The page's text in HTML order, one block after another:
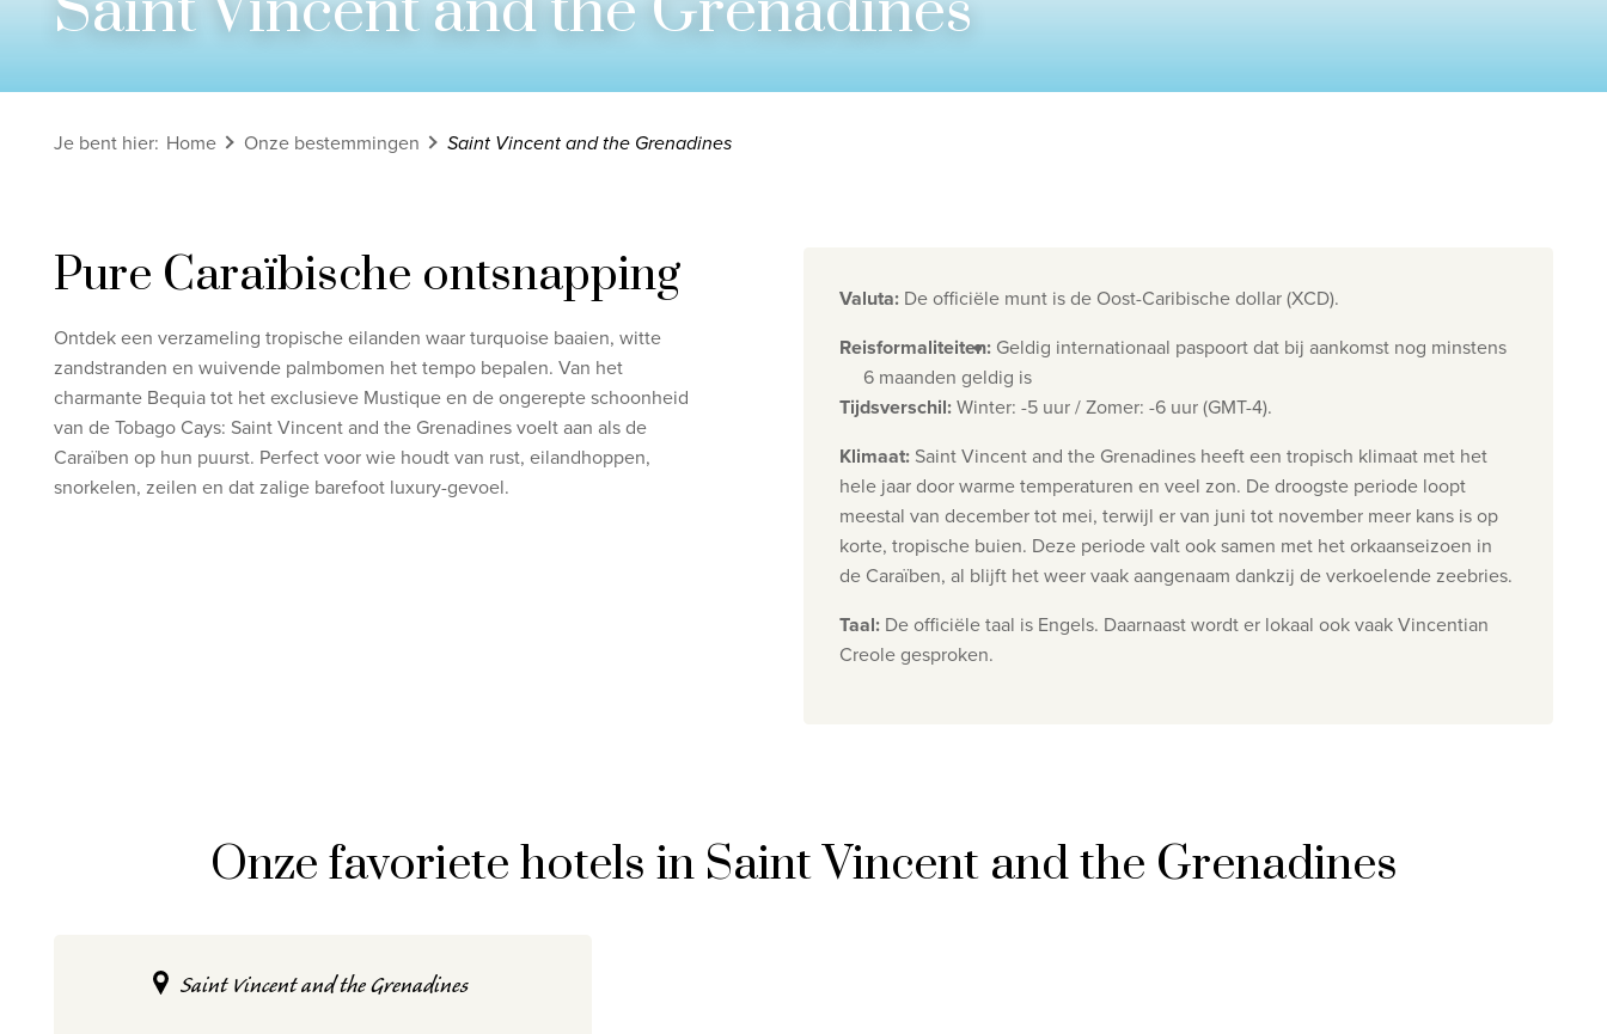
Bekijk alle rondreizen
Ontdek onze thema's
Huwelijksreis
Bekijk alle thema's
2026 , Travelworld
Je bent hier: Home Onze bestemmingen Saint Vincent and the Grenadines
Pure Caraïbische ontsnapping
Ontdek een verzameling tropische eilanden waar turquoise baaien, witte
zandstranden en wuivende palmbomen het tempo bepalen. Van het
charmante Bequia tot het exclusieve Mustique en de ongerepte schoonheid
van de Tobago Cays: Saint Vincent and the Grenadines voelt aan als de
Caraïben op hun puurst. Perfect voor wie houdt van rust, eilandhoppen,
snorkelen, zeilen en dat zalige barefoot luxury-gevoel.
Valuta: De officiële munt is de Oost-Caribische dollar (XCD).
Reisformaliteiten: Geldig internationaal paspoort dat bij aankomst nog minstens
6 maanden geldig is
Tijdsverschil:Winter: -5 uur / Zomer: -6 uur (GMT-4).
Klimaat: Saint Vincent and the Grenadines heeft een tropisch klimaat met het
hele jaar door warme temperaturen en veel zon. De droogste periode loopt
meestal van december tot mei, terwijl er van juni tot november meer kans is op
korte, tropische buien. Deze periode valt ook samen met het orkaanseizoen in
de Caraïben, al blijft het weer vaak aangenaam dankzij de verkoelende zeebries.
Taal: De officiële taal is Engels. Daarnaast wordt er lokaal ook vaak Vincentian
Creole gesproken.
Onze favoriete hotels in Saint Vincent and the Grenadines
Saint Vincent and the Grenadines